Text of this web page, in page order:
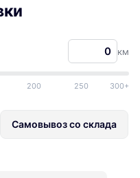
км
200 250 300+
Самовывоз со склада